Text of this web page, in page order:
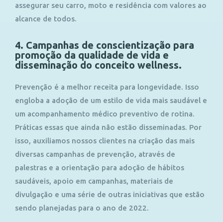
assegurar seu carro, moto e residência com valores ao
alcance de todos.
4. Campanhas de conscientização para
promoção da qualidade de vida e
disseminação do conceito wellness.
Prevenção é a melhor receita para longevidade. Isso
engloba a adoção de um estilo de vida mais saudável e
um acompanhamento médico preventivo de rotina.
Práticas essas que ainda não estão disseminadas. Por
isso, auxiliamos nossos clientes na criação das mais
diversas campanhas de prevenção, através de
palestras e a orientação para adoção de hábitos
saudáveis, apoio em campanhas, materiais de
divulgação e uma série de outras iniciativas que estão
sendo planejadas para o ano de 2022.